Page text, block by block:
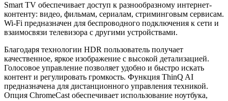
Smart TV обеспечивает доступ к разнообразному интернет-
контенту: видео, фильмам, сериалам, стриминговым сервисам.
Wi-Fi предназначен для беспроводного подключения к сети и
взаимосвязи телевизора с другими устройствами.
Благодаря технологии HDR пользователь получает
качественное, яркое изображение с высокой детализацией.
Голосовое управление позволяет удобно и быстро искать
контент и регулировать громкость. Функция ThinQ AI
предназначена для дистанционного управления техникой.
Опция ChromeCast обеспечивает использование ноутбука,